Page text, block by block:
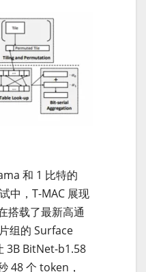
和 1 比特的
中，T-MAC 展现
搭载了最新高通
组的 Surface
3B BitNet-b1.58
48 个 token，